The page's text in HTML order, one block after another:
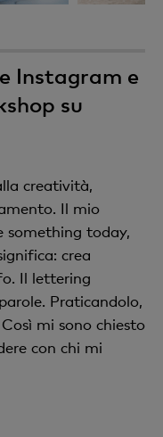
Instagram e
su
creatività,
Il mio
something today,
crea
Il lettering
Praticandolo,
mi sono chiesto
con chi mi